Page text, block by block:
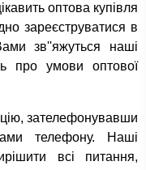
оптова купівля
зареєструватися в
зв''яжуться наші
про умови оптової
зателефонувавши
телефону. Наші
всі питання,